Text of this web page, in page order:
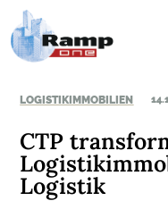
LOGISTIKIMMOBILIEN
CTP
Logistik